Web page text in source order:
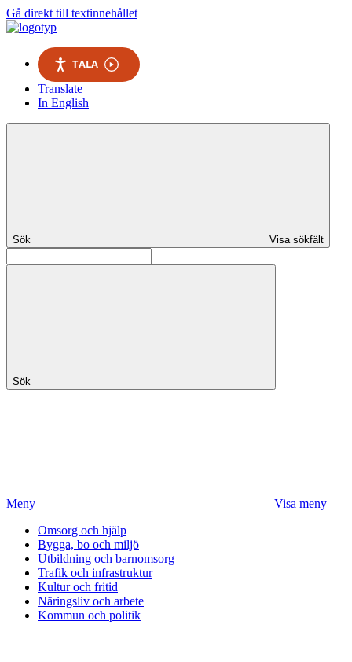
Gå direkt till textinnehållet
TALA
Translate
In English
Sök Visa sökfält
Sök
Meny
Visa meny
Omsorg och hjälp
Bygga, bo och miljö
Utbildning och barnomsorg
Trafik och infrastruktur
Kultur och fritid
Näringsliv och arbete
Kommun och politik